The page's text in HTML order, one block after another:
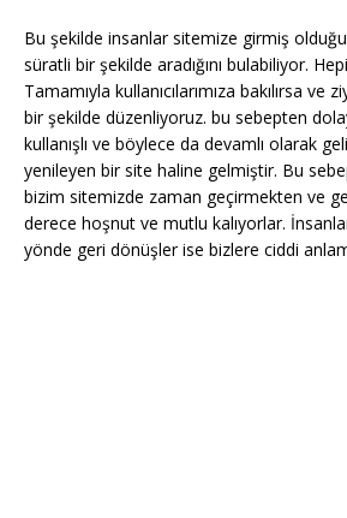
Bu şekilde insanlar sitemize girmiş
süratli bir şekilde aradığını bulabiliyor.
Tamamıyla kullanıcılarımıza bakılırsa ve
bir şekilde düzenliyoruz. bu sebepten
kullanışlı ve böylece da devamlı olarak
yenileyen bir site haline gelmiştir. Bu
bizim sitemizde zaman geçirmekten ve
derece hoşnut ve mutlu kalıyorlar.
yönde geri dönüşler ise bizlere ciddi